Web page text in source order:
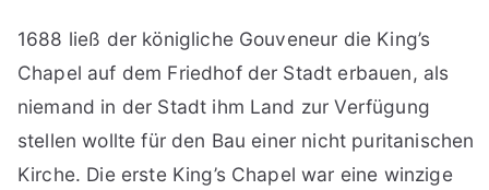
1688 ließ der königliche Gouveneur die King’s
Chapel auf dem Friedhof der Stadt erbauen, als
niemand in der Stadt ihm Land zur Verfügung
stellen wollte für den Bau einer nicht puritanischen
Kirche. Die erste King’s Chapel war eine winzige